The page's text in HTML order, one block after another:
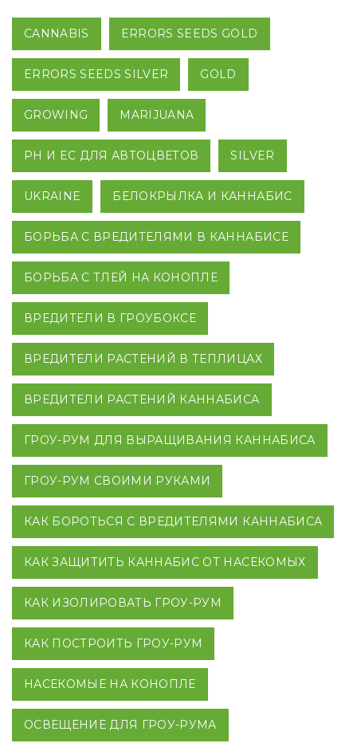
CANNABIS ERRORS SEEDS GOLD
ERRORS SEEDS SILVER GOLD
GROWING MARIJUANA
PH И EC ДЛЯ АВТОЦВЕТОВ SILVER
UKRAINE БЕЛОКРЫЛКА И КАННАБИС
БОРЬБА С ВРЕДИТЕЛЯМИ В КАННАБИСЕ
БОРЬБА С ТЛЕЙ НА КОНОПЛЕ
ВРЕДИТЕЛИ В ГРОУБОКСЕ
ВРЕДИТЕЛИ РАСТЕНИЙ В ТЕПЛИЦАХ
ВРЕДИТЕЛИ РАСТЕНИЙ КАННАБИСА
ГРОУ-РУМ ДЛЯ ВЫРАЩИВАНИЯ КАННАБИСА
ГРОУ-РУМ СВОИМИ РУКАМИ
КАК БОРОТЬСЯ С ВРЕДИТЕЛЯМИ КАННАБИСА
КАК ЗАЩИТИТЬ КАННАБИС ОТ НАСЕКОМЫХ
КАК ИЗОЛИРОВАТЬ ГРОУ-РУМ
КАК ПОСТРОИТЬ ГРОУ-РУМ
НАСЕКОМЫЕ НА КОНОПЛЕ
ОСВЕЩЕНИЕ ДЛЯ ГРОУ-РУМА